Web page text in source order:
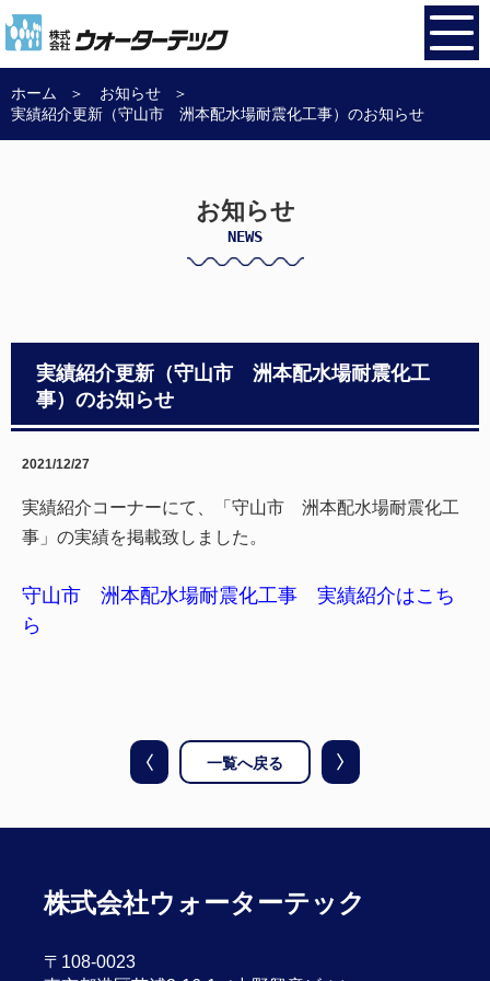
ホーム
お知らせ
実績紹介更新（守山市 洲本配水場耐震化工事）のお知らせ
お知らせ
NEWS
実績紹介更新（守山市 洲本配水場耐震化工
事）のお知らせ
2021/12/27
実績紹介コーナーにて、「守山市 洲本配水場耐震化工
事」の実績を掲載致しました。
守山市 洲本配水場耐震化工事 実績紹介はこち
ら
一覧へ戻る
株式会社ウォーターテック
〒108-0023